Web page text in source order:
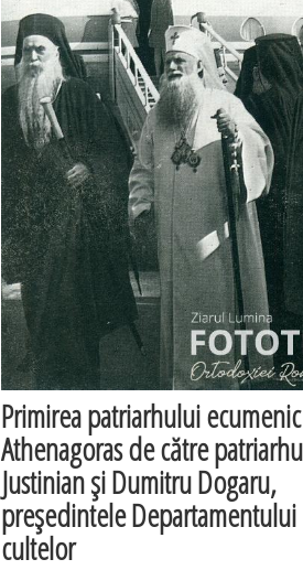
Primirea patriarhului ecumenic
Athenagoras de către
Justinian şi Dumitru Dogaru,
preşedintele Departamentului
cultelor